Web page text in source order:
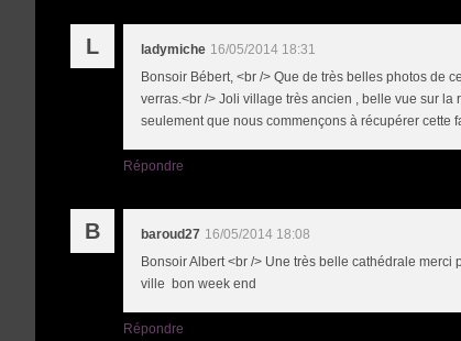
L ladymiche 16/05/2014 18:31
Bonsoir Bébert, <br /> Que de très belles photos de
verras.<br /> Joli village très ancien , belle vue sur
seulement que nous commençons à récupérer cette
Répondre
B baroud27 16/05/2014 18:08
Bonsoir Albert <br /> Une très belle cathédrale
ville bon week end
Répondre